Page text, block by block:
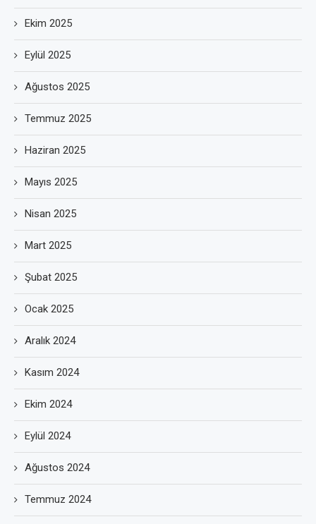
Ekim 2025
Eylül 2025
Ağustos 2025
Temmuz 2025
Haziran 2025
Mayıs 2025
Nisan 2025
Mart 2025
Şubat 2025
Ocak 2025
Aralık 2024
Kasım 2024
Ekim 2024
Eylül 2024
Ağustos 2024
Temmuz 2024